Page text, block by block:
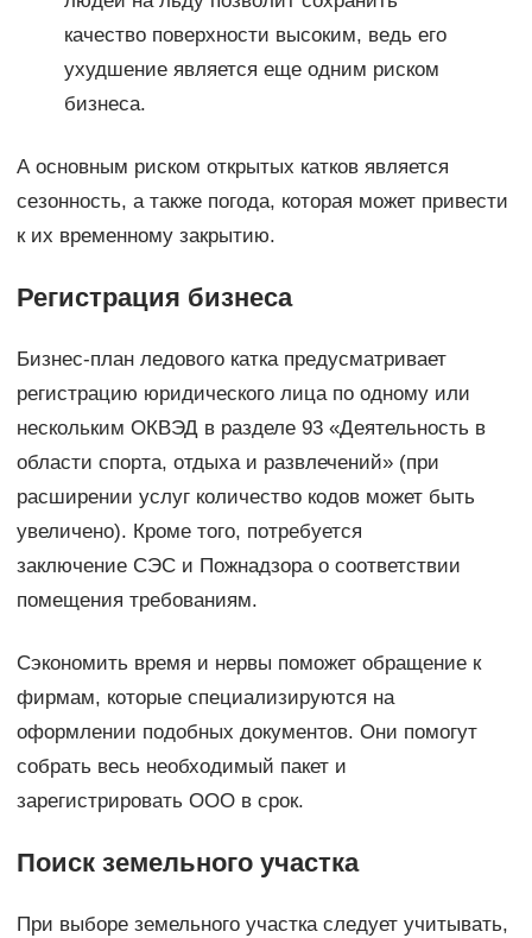
качество поверхности высоким, ведь его
ухудшение является еще одним риском
бизнеса.
А основным риском открытых катков является
сезонность, а также погода, которая может привести
к их временному закрытию.
Регистрация бизнеса
Бизнес-план ледового катка предусматривает
регистрацию юридического лица по одному или
нескольким ОКВЭД в разделе 93 «Деятельность в
области спорта, отдыха и развлечений» (при
расширении услуг количество кодов может быть
увеличено). Кроме того, потребуется
заключение СЭС и Пожнадзора о соответствии
помещения требованиям.
Сэкономить время и нервы поможет обращение к
фирмам, которые специализируются на
оформлении подобных документов. Они помогут
собрать весь необходимый пакет и
зарегистрировать ООО в срок.
Поиск земельного участка
При выборе земельного участка следует учитывать,